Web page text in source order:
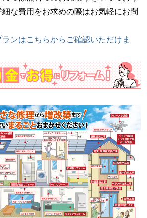
細な費用をお求めの際はお気軽にお問
ンはこちらからご確認いただけま